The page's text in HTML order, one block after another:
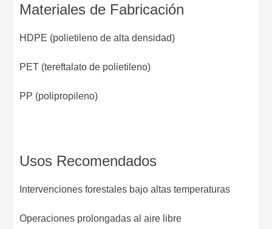
Materiales de Fabricación
HDPE (polietileno de alta densidad)
PET (tereftalato de polietileno)
PP (polipropileno)
Usos Recomendados
Intervenciones forestales bajo altas temperaturas
Operaciones prolongadas al aire libre